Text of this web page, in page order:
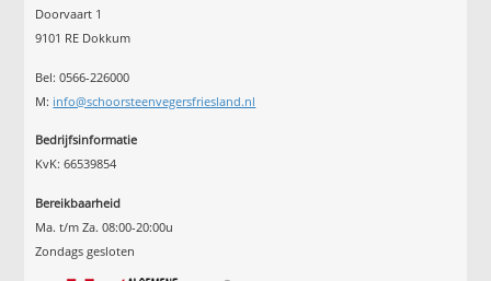
Doorvaart 1
9101 RE Dokkum
Bel: 0566-226000
M: info@schoorsteenvegersfriesland.nl
Bedrijfsinformatie
KvK: 66539854
Bereikbaarheid
Ma. t/m Za. 08:00-20:00u
Zondags gesloten